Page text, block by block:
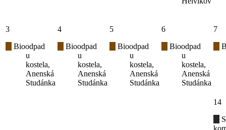
3
Bioodpad
u
kostela,
Anenská
Studánka
4
Bioodpad
u
kostela,
Anenská
Studánka
5
Bioodpad
u
kostela,
Anenská
Studánka
6
Bioodpad
u
kostela,
Anenská
Studánka
7
14